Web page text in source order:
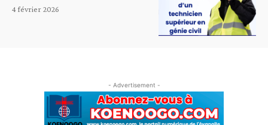
4 février 2026
- Advertisement -